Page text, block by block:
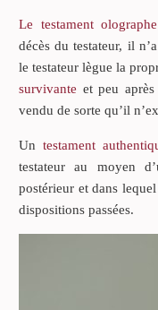
Le testament olographe
décès du testateur, il
le testateur lègue la
survivante et peu
vendu de sorte qu’il
Un testament
testateur au moyen
postérieur et dans
dispositions passées.